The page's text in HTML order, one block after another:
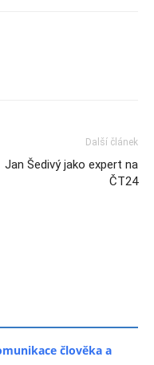
Další článek
Jan Šedivý jako expert na
ČT24
člověka a